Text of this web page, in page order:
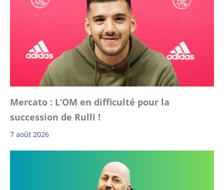
Mercato : L’OM en difficulté pour la
succession de Rulli !
7 août 2026